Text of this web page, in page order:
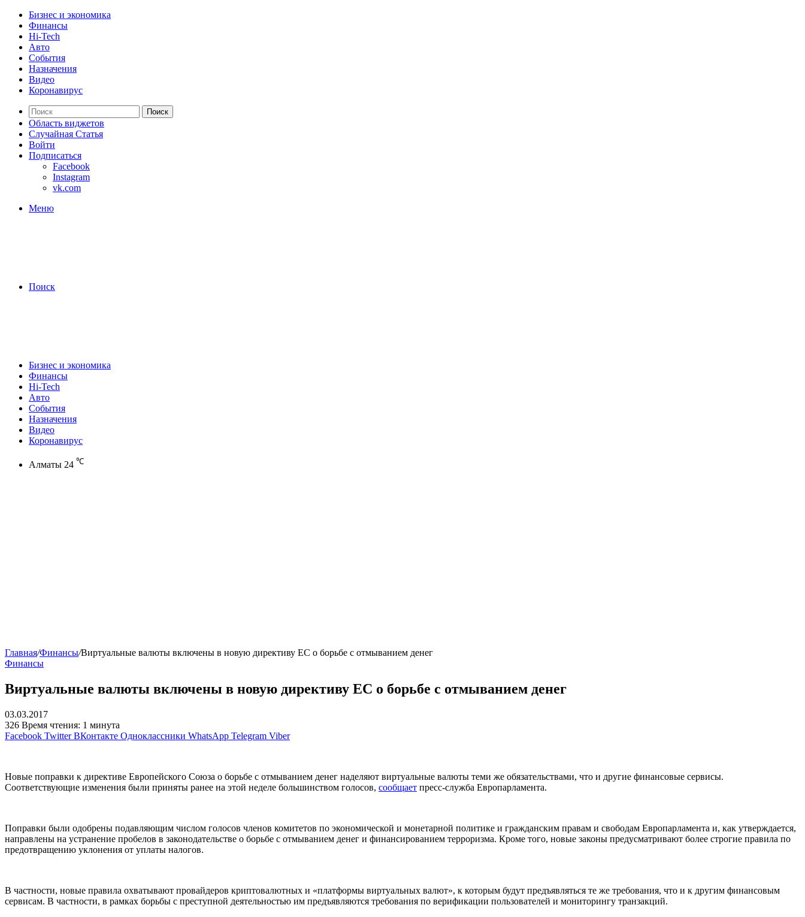
Бизнес и экономика
Финансы
Hi-Tech
Авто
События
Назначения
Видео
Коронавирус
Поиск
Область виджетов
Случайная Статья
Войти
Подписаться
Facebook
Instagram
vk.com
Меню
Поиск
Бизнес и экономика
Финансы
Hi-Tech
Авто
События
Назначения
Видео
Коронавирус
Алматы 24 ℃
Главная/Финансы/Виртуальные валюты включены в новую директиву ЕС о борьбе с отмыванием денег
Финансы
Виртуальные валюты включены в новую директиву ЕС о борьбе с отмыванием денег
03.03.2017
326 Время чтения: 1 минута
Facebook Twitter ВКонтакте Одноклассники WhatsApp Telegram Viber
Новые поправки к директиве Европейского Союза о борьбе с отмыванием денег наделяют виртуальные валюты теми же обязательствами, что и другие финансовые сервисы.
Соответствующие изменения были приняты ранее на этой неделе большинством голосов, сообщает пресс-служба Европарламента.
Поправки были одобрены подавляющим числом голосов членов комитетов по экономической и монетарной политике и гражданским правам и свободам Европарламента и, как утверждается,
направлены на устранение пробелов в законодательстве о борьбе с отмыванием денег и финансированием терроризма. Кроме того, новые законы предусматривают более строгие правила по
предотвращению уклонения от уплаты налогов.
В частности, новые правила охватывают провайдеров криптовалютных и «платформы виртуальных валют», к которым будут предъявляться те же требования, что и к другим финансовым
сервисам. В частности, в рамках борьбы с преступной деятельностью им предъявляются требования по верификации пользователей и мониторингу транзакций.